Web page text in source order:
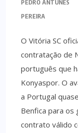
PEDRO ANTUNES
PEREIRA
O Vitória SC
contratação de
português que
Konyaspor. O
a Portugal
Benfica para os
contrato válido